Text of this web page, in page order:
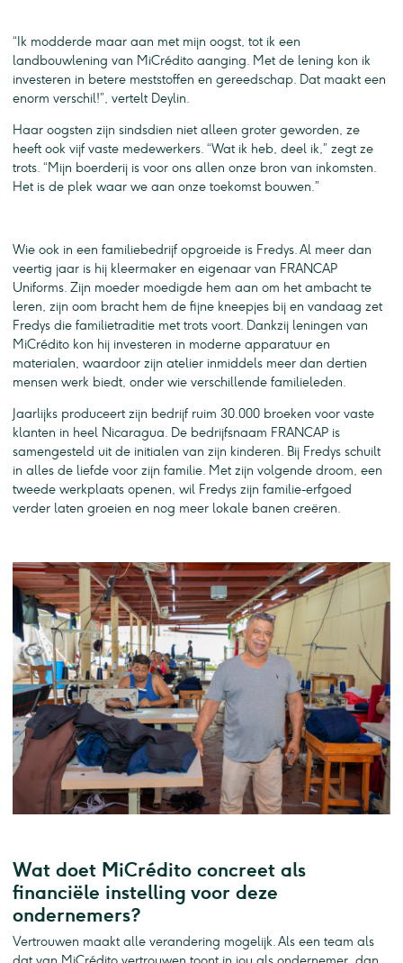
“Ik modderde maar aan met mijn oogst, tot ik een
landbouwlening van MiCrédito aanging. Met de lening kon ik
investeren in betere meststoffen en gereedschap. Dat maakt een
enorm verschil!”, vertelt Deylin.
Haar oogsten zijn sindsdien niet alleen groter geworden, ze
heeft ook vijf vaste medewerkers. “Wat ik heb, deel ik,” zegt ze
trots. “Mijn boerderij is voor ons allen onze bron van inkomsten.
Het is de plek waar we aan onze toekomst bouwen.”
Wie ook in een familiebedrijf opgroeide is Fredys. Al meer dan
veertig jaar is hij kleermaker en eigenaar van FRANCAP
Uniforms. Zijn moeder moedigde hem aan om het ambacht te
leren, zijn oom bracht hem de fijne kneepjes bij en vandaag zet
Fredys die familietraditie met trots voort. Dankzij leningen van
MiCrédito kon hij investeren in moderne apparatuur en
materialen, waardoor zijn atelier inmiddels meer dan dertien
mensen werk biedt, onder wie verschillende familieleden.
Jaarlijks produceert zijn bedrijf ruim 30.000 broeken voor vaste
klanten in heel Nicaragua. De bedrijfsnaam FRANCAP is
samengesteld uit de initialen van zijn kinderen. Bij Fredys schuilt
in alles de liefde voor zijn familie. Met zijn volgende droom, een
tweede werkplaats openen, wil Fredys zijn familie-erfgoed
verder laten groeien en nog meer lokale banen creëren.
Wat doet MiCrédito concreet als
financiële instelling voor deze
ondernemers?
Vertrouwen maakt alle verandering mogelijk. Als een team als